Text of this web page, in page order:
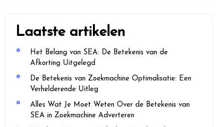
Laatste artikelen
Het Belang van SEA: De Betekenis van de
Afkorting Uitgelegd
De Betekenis van Zoekmachine Optimalisatie: Een
Verhelderende Uitleg
Alles Wat Je Moet Weten Over de Betekenis van
SEA in Zoekmachine Adverteren